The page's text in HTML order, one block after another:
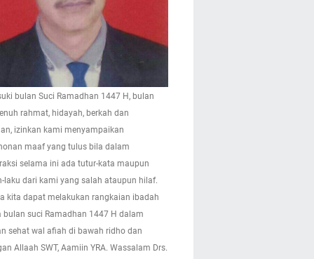
bulan Suci Ramadhan 1447 H, bulan
rahmat, hidayah, berkah dan
izinkan kami menyampaikan
maaf yang tulus bila dalam
selama ini ada tutur-kata maupun
laku dari kami yang salah ataupun hilaf.
kita dapat melakukan rangkaian ibadah
bulan suci Ramadhan 1447 H dalam
sehat wal afiah di bawah ridho dan
Allaah SWT, Aamiin YRA. Wassalam Drs.